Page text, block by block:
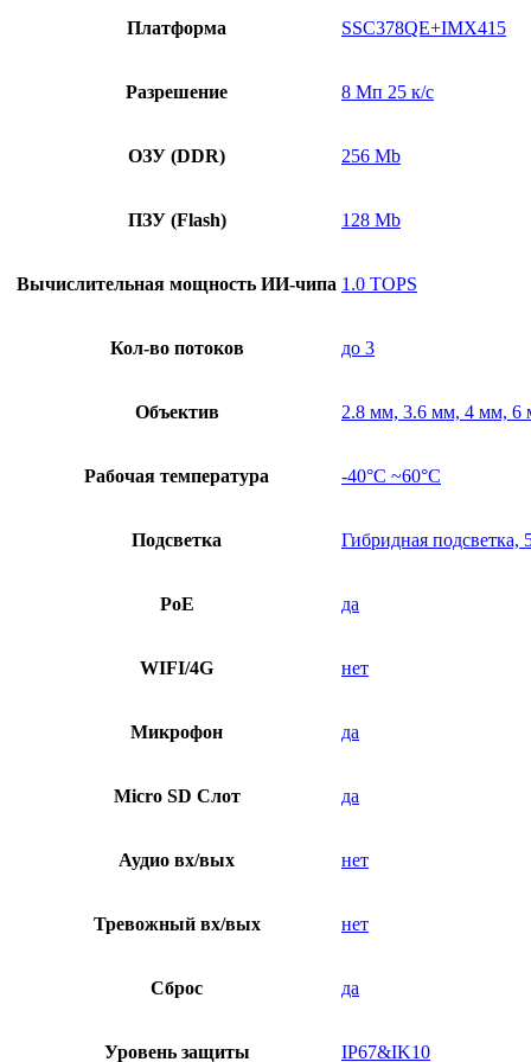
Платформа SSC378QE+IMX415
Разрешение 8 Мп 25 к/с
ОЗУ (DDR) 256 Mb
ПЗУ (Flash) 128 Mb
Вычислительная мощность ИИ-чипа 1.0 TOPS
Кол-во потоков до 3
Объектив 2.8 мм, 3.6 мм, 4 мм, 6
Рабочая температура -40°C ~60°C
Подсветка Гибридная подсветка,
PoE да
WIFI/4G нет
Микрофон да
Micro SD Слот да
Аудио вх/вых нет
Тревожный вх/вых нет
Сброс да
Уровень защиты IP67&IK10